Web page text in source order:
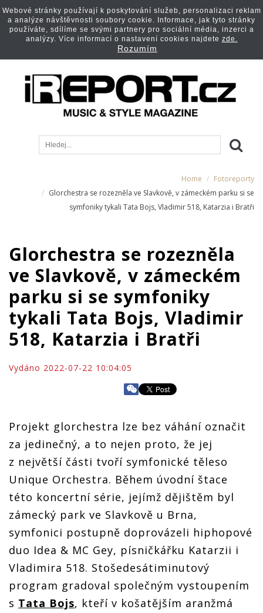
Home
Fotoreporty
Glorchestra se rozezněla ve Slavkově, v zámeckém parku si se
symfoniky tykali Tata Bojs, Vladimir 518, Katarzia i Bratři
Glorchestra se rozezněla
ve Slavkově, v zámeckém
parku si se symfoniky
tykali Tata Bojs, Vladimir
518, Katarzia i Bratři
Vydáno 2022-07-22 10:04:05
Projekt glorchestra lze bez váhání označit
za jedinečný, a to nejen proto, že jej
z největší části tvoří symfonické těleso
Unique Orchestra. Během úvodní štace
této koncertní série, jejímž dějištěm byl
zámecký park ve Slavkově u Brna,
symfonici postupně doprovázeli hiphopové
duo Idea & MC Gey, písničkářku Katarzii i
Vladimira 518. Stošedesátiminutový
program gradoval společným vystoupením
s Tata Bojs, kteří v košatějším aranžmá
Webové stránky používají k poskytování služeb, personalizaci reklam
a analýze návštěvnosti soubory cookie. Informace, jak tyto stránky
používáte, sdílíme se svými partnery pro sociální média, inzerci a
analýzy. Více informací o nastavení cookies najdete zde.
Rozumím